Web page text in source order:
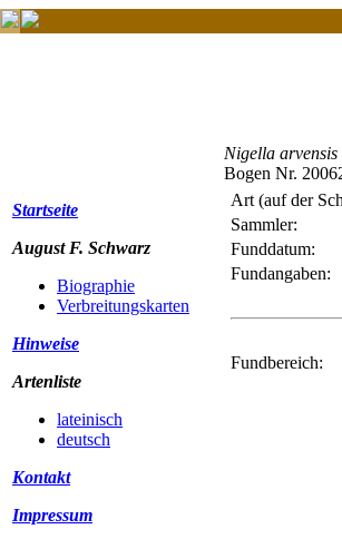
Startseite
August F. Schwarz
Biographie
Verbreitungskarten
Hinweise
Artenliste
lateinisch
deutsch
Kontakt
Impressum
Nigella arvensis
Bogen Nr.
Art (auf der
Sammler:
Funddatum:
Fundangaben:
Fundbereich: